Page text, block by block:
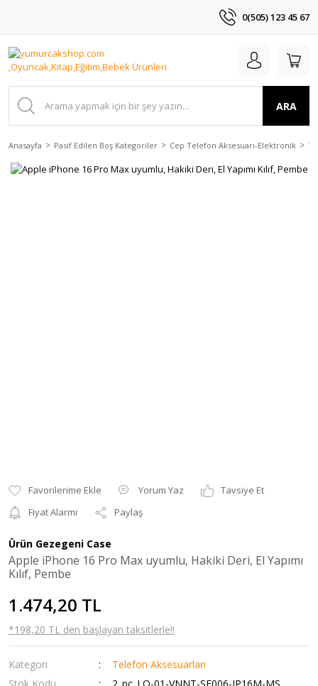
0(505) 123 45 67
ARA
Anasayfa Pasif Edilen Boş Kategoriler Cep Telefon Aksesuarı-Elektronik
Yorum Yaz
Tavsiye Et
Fiyat Alarmı
Paylaş
Ürün Gezegeni Case
Apple iPhone 16 Pro Max uyumlu, Hakiki Deri, El Yapımı
Kılıf, Pembe
1.474,20 TL
*198,20 TL den başlayan taksitlerle!!
Kategori
Telefon Aksesuarları